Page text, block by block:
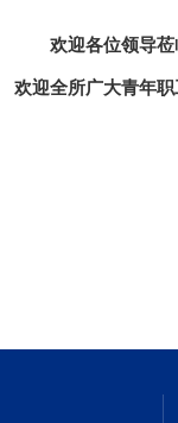
欢迎各位领导莅
欢迎全所广大青年职